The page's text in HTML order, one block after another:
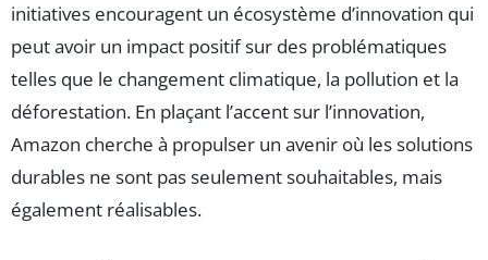
initiatives encouragent un écosystème d’innovation qui
peut avoir un impact positif sur des problématiques
telles que le changement climatique, la pollution et la
déforestation. En plaçant l’accent sur l’innovation,
Amazon cherche à propulser un avenir où les solutions
durables ne sont pas seulement souhaitables, mais
également réalisables.